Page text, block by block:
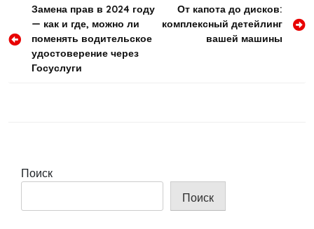
Навигация
по
записям
Замена прав в 2024 году
— как и где, можно ли
поменять водительское
удостоверение через
Госуслуги
От капота до дисков:
комплексный детейлинг
вашей машины
Поиск
Поиск